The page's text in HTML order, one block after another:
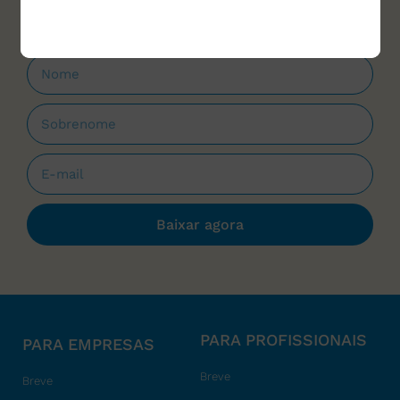
Baixar agora
PARA EMPRESAS
Breve
PARA PROFISSIONAIS
Breve